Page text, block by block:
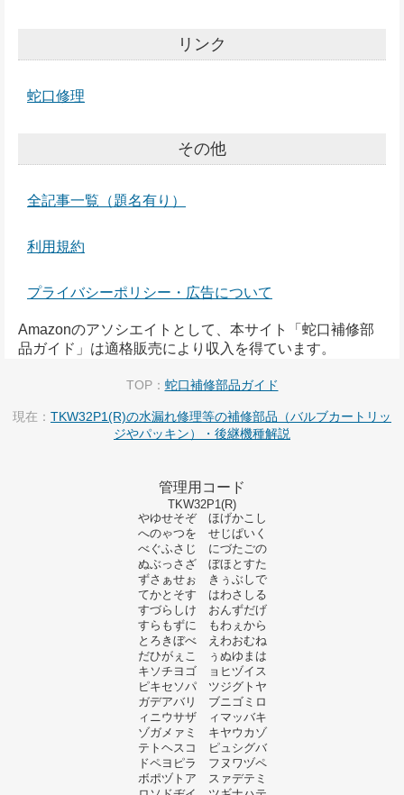
リンク
蛇口修理
その他
全記事一覧（題名有り）
利用規約
プライバシーポリシー・広告について
Amazonのアソシエイトとして、本サイト「蛇口補修部
品ガイド」は適格販売により収入を得ています。
TOP： 蛇口補修部品ガイド
現在： TKW32P1(R)の水漏れ修理等の補修部品（バルブカートリッ
ジやパッキン）・後継機種解説
管理用コード
TKW32P1(R)
やゆせそぞ ほげかこし
へのゃつを せじぱいく
べぐふさじ にづたごの
ぬぶっさざ ぼほとすた
ずさぁせぉ きぅぶしで
てかとそす はわさしる
すづらしけ おんずだげ
すらもずに もわぇから
とろきぼべ えわおむね
だひがぇこ ぅぬゆまは
キソチヨゴ ョヒヅイス
ピキセソパ ツジグトヤ
ガデアバリ ブニゴミロ
ィニウサザ ィマッバキ
ゾガメァミ キヤウカゾ
テトヘスコ ピュシグバ
ドペヨピラ フヌワヅペ
ボポヅトア スァデテミ